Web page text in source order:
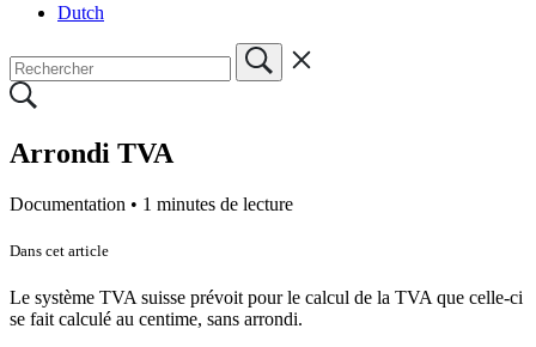
Dutch
Arrondi TVA
Documentation • 1 minutes de lecture
Dans cet article
Le système TVA suisse prévoit pour le calcul de la TVA que celle-ci
se fait calculé au centime, sans arrondi.